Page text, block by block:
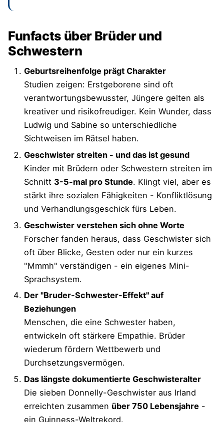
Funfacts über Brüder und
Schwestern
Geburtsreihenfolge prägt Charakter
Studien zeigen: Erstgeborene sind oft
verantwortungsbewusster, Jüngere gelten als
kreativer und risikofreudiger. Kein Wunder, dass
Ludwig und Sabine so unterschiedliche
Sichtweisen im Rätsel haben.
Geschwister streiten - und das ist gesund
Kinder mit Brüdern oder Schwestern streiten im
Schnitt 3-5-mal pro Stunde. Klingt viel, aber es
stärkt ihre sozialen Fähigkeiten - Konfliktlösung
und Verhandlungsgeschick fürs Leben.
Geschwister verstehen sich ohne Worte
Forscher fanden heraus, dass Geschwister sich
oft über Blicke, Gesten oder nur ein kurzes
"Mmmh" verständigen - ein eigenes Mini-
Sprachsystem.
Der "Bruder-Schwester-Effekt" auf
Beziehungen
Menschen, die eine Schwester haben,
entwickeln oft stärkere Empathie. Brüder
wiederum fördern Wettbewerb und
Durchsetzungsvermögen.
Das längste dokumentierte Geschwisteralter
Die sieben Donnelly-Geschwister aus Irland
erreichten zusammen über 750 Lebensjahre -
ein Guinness-Weltrekord.